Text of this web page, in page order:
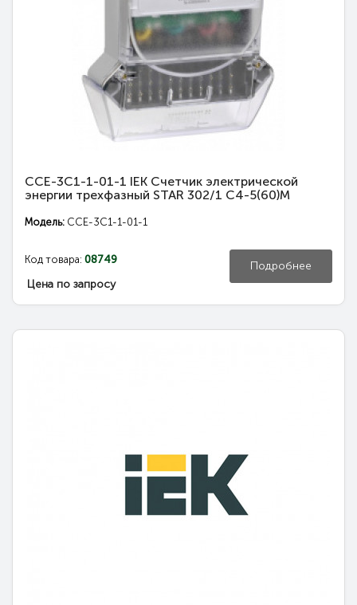
CCE-3C1-1-01-1 IEK Счетчик электрической
энергии трехфазный STAR 302/1 С4-5(60)М
Модель: CCE-3C1-1-01-1
Код товара: 08749
Цена по запросу
Подробнее